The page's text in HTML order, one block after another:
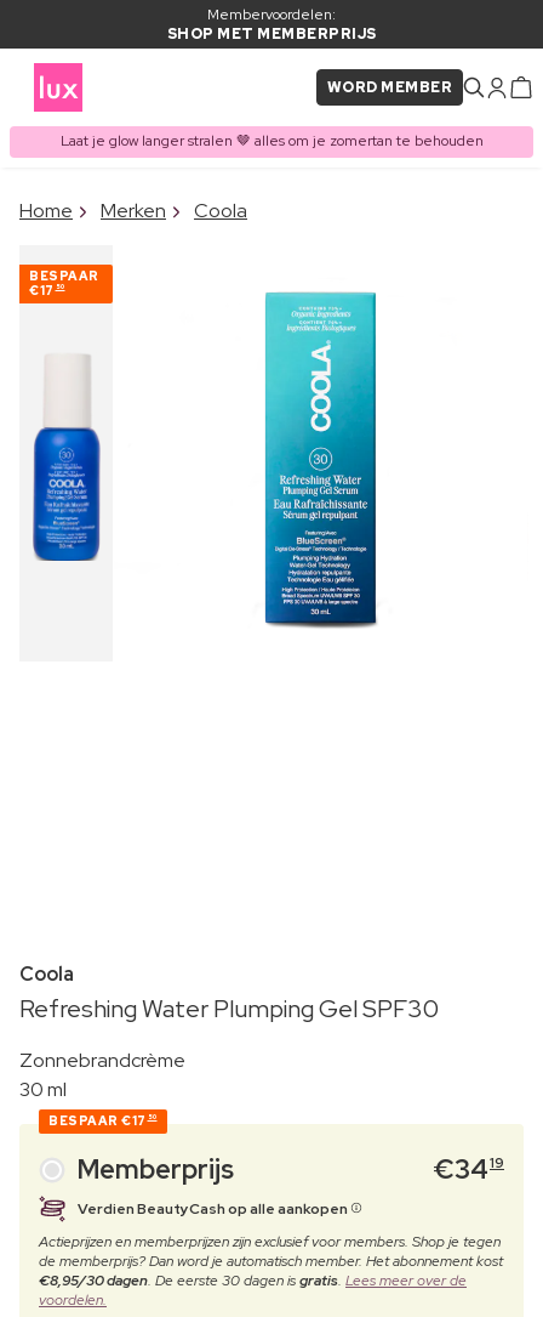
Membervoordelen:
SHOP MET MEMBERPRIJS
WORD MEMBER
Laat je glow langer stralen 🤎 alles om je zomertan te behouden
ITEM TOEGEVOEGD AAN
Home Merken Coola
BESPAAR
€17 50
Coola
Refreshing Water Plumping Gel SPF30
Zonnebrandcrème
30 ml
BESPAAR €17 50
Memberprijs €3419
Verdien BeautyCash op alle aankopen
Actieprijzen en memberprijzen zijn exclusief voor members. Shop je tegen
de memberprijs? Dan word je automatisch member. Het abonnement kost
€8,95/30 dagen. De eerste 30 dagen isgratis. Lees meer over de
voordelen.